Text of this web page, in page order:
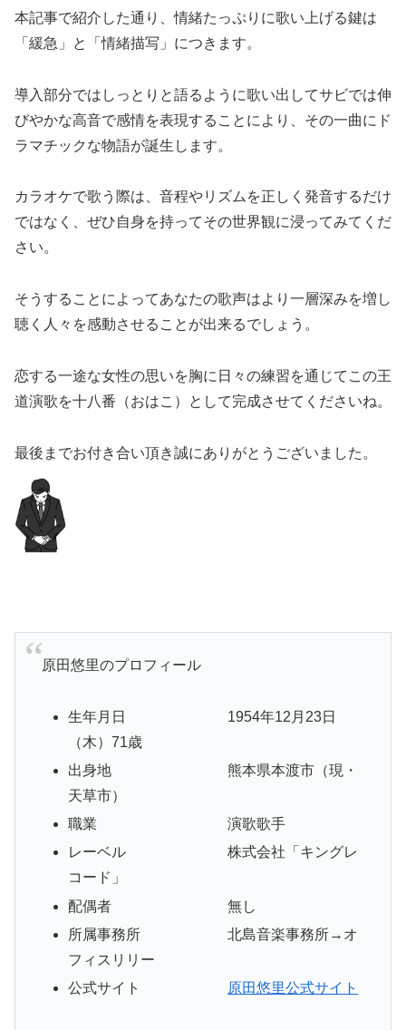
本記事で紹介した通り、情緒たっぷりに歌い上げる鍵は
「緩急」と「情緒描写」につきます。
導入部分ではしっとりと語るように歌い出してサビでは伸
びやかな高音で感情を表現することにより、その一曲にド
ラマチックな物語が誕生します。
カラオケで歌う際は、音程やリズムを正しく発音するだけ
ではなく、ぜひ自身を持ってその世界観に浸ってみてくだ
さい。
そうすることによってあなたの歌声はより一層深みを増し
聴く人々を感動させることが出来るでしょう。
恋する一途な女性の思いを胸に日々の練習を通じてこの王
道演歌を十八番（おはこ）として完成させてくださいね。
最後までお付き合い頂き誠にありがとうございました。
原田悠里のプロフィール
生年月日 1954年12月23日
（木）71歳
出身地 熊本県本渡市（現・
天草市）
職業 演歌歌手
レーベル 株式会社「キングレ
コード」
配偶者 無し
所属事務所 北島音楽事務所→オ
フィスリリー
公式サイト
原田悠里公式サイト